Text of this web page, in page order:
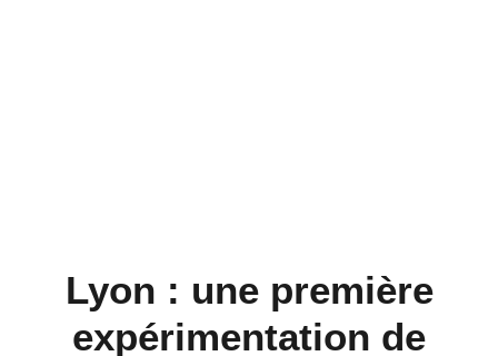
Lyon : une première
expérimentation de